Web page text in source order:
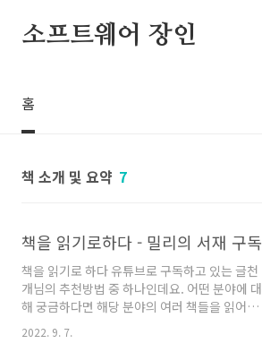
소프트웨어 장인
홈
책 소개 및 요약 7
책을 읽기로하다 - 밀리의 서재 구독
책을 읽기로 하다 유튜브로 구독하고 있는 글천
개님의 추천방법 중 하나인데요. 어떤 분야에 대
해 궁금하다면 해당 분야의 여러 책들을 읽어보
면 해당 분야 사람들과 자연스러운 대화가 가능
하다고 합니다. 또한 여러 책들을 읽으면서 잘 쓴
2022. 9. 7.